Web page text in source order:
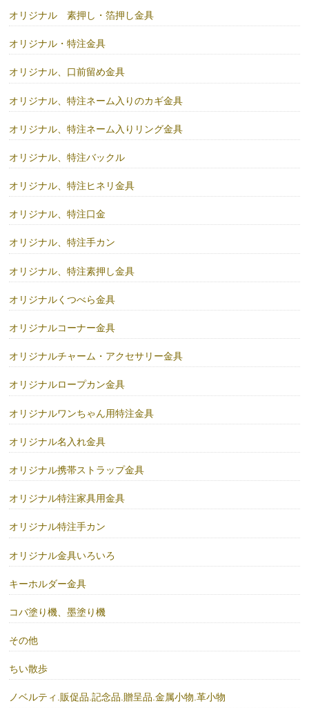
オリジナル 素押し・箔押し金具
オリジナル・特注金具
オリジナル、口前留め金具
オリジナル、特注ネーム入りのカギ金具
オリジナル、特注ネーム入りリング金具
オリジナル、特注バックル
オリジナル、特注ヒネリ金具
オリジナル、特注口金
オリジナル、特注手カン
オリジナル、特注素押し金具
オリジナルくつべら金具
オリジナルコーナー金具
オリジナルチャーム・アクセサリー金具
オリジナルロープカン金具
オリジナルワンちゃん用特注金具
オリジナル名入れ金具
オリジナル携帯ストラップ金具
オリジナル特注家具用金具
オリジナル特注手カン
オリジナル金具いろいろ
キーホルダー金具
コバ塗り機、墨塗り機
その他
ちい散歩
ノベルティ.販促品.記念品.贈呈品.金属小物.革小物